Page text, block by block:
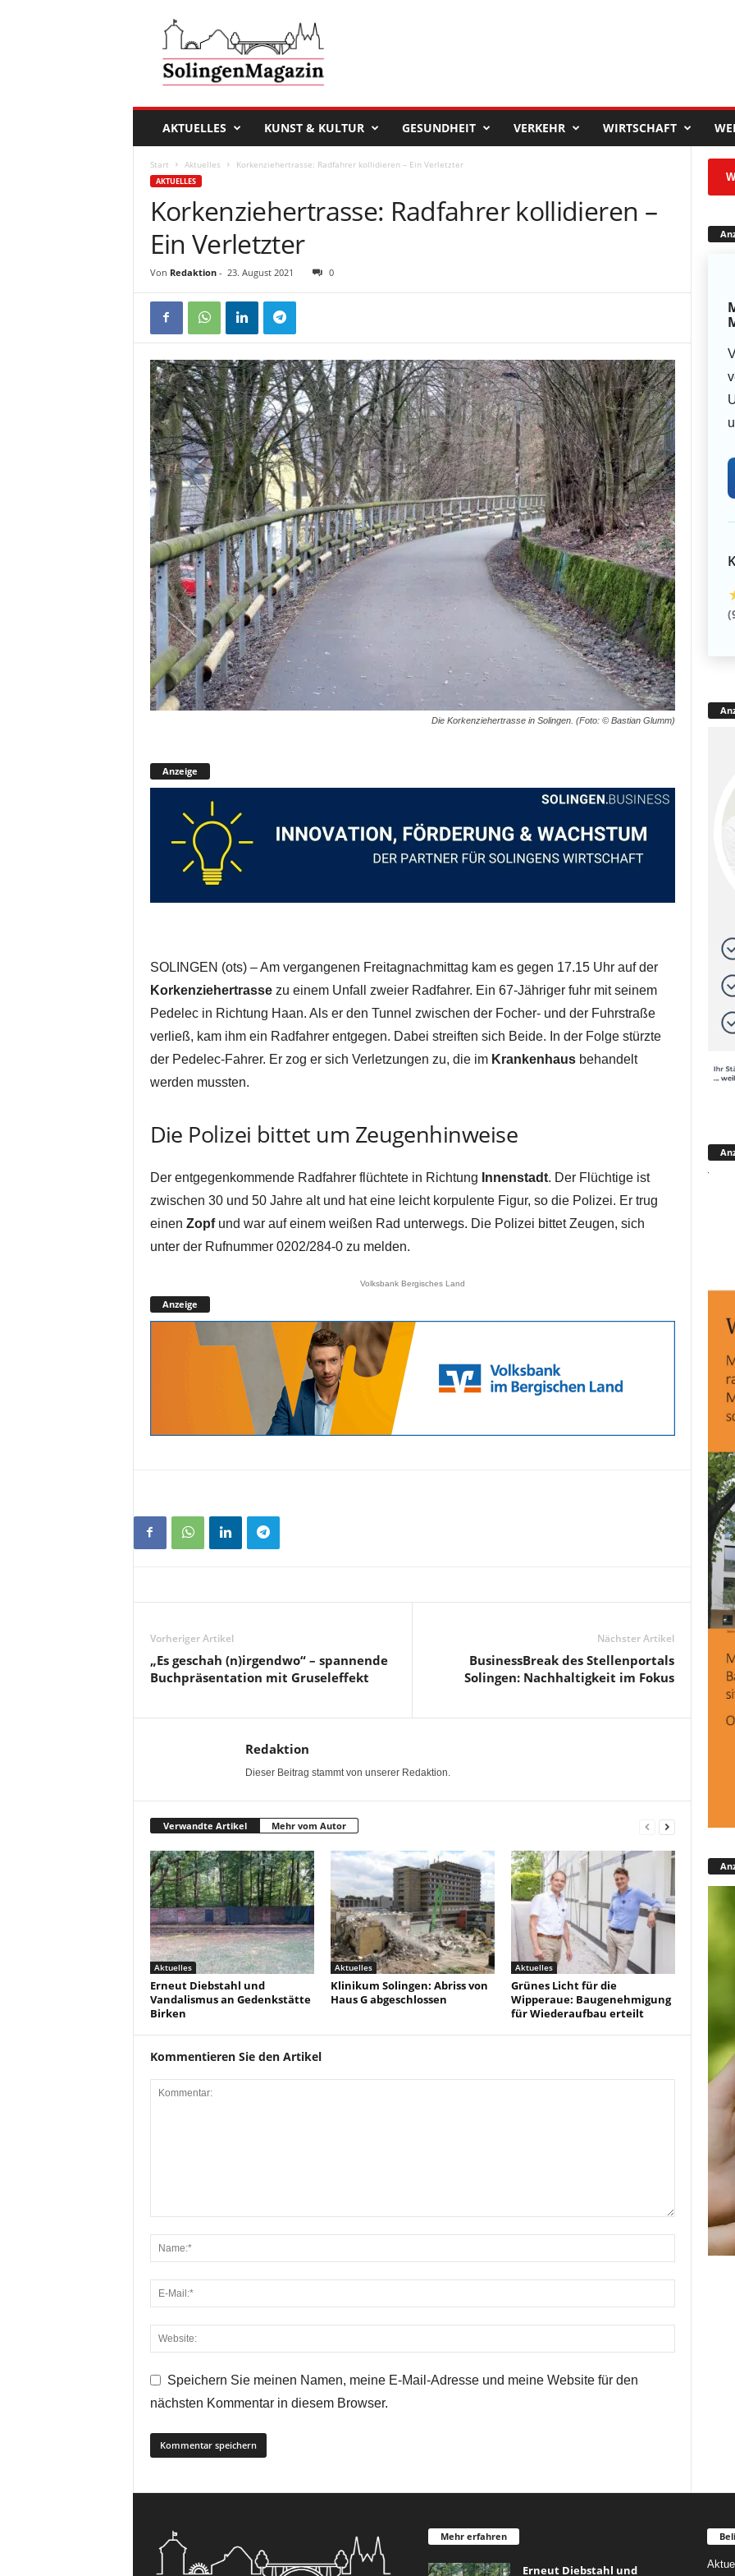
i
AKTUELLES KUNST & KULTUR GESUNDHEIT VERKEHR WIRTSCHAFT
Start Aktuelles Korkenziehertrasse: Radfahrer kollidieren – Ein Verletzter
AKTUELLES
Korkenziehertrasse: Radfahrer kollidieren –
Ein Verletzter
Von Redaktion- 23. August 2021 0
Die Korkenziehertrasse in Solingen. (Foto: © Bastian Glumm)
Anzeige
SOLINGEN (ots) – Am vergangenen Freitagnachmittag kam es gegen 17.15 Uhr auf der
Korkenziehertrassezu einem Unfall zweier Radfahrer. Ein 67-Jähriger fuhr mit seinem
Pedelec in Richtung Haan. Als er den Tunnel zwischen der Focher- und der Fuhrstraße
verließ, kam ihm ein Radfahrer entgegen. Dabei streiften sich Beide. In der Folge stürzte
der Pedelec-Fahrer. Er zog er sich Verletzungen zu, die im Krankenhausbehandelt
werden mussten.
Die Polizei bittet um Zeugenhinweise
Der entgegenkommende Radfahrer flüchtete in Richtung Innenstadt. Der Flüchtige ist
zwischen 30 und 50 Jahre alt und hat eine leicht korpulente Figur, so die Polizei. Er trug
einen Zopfund war auf einem weißen Rad unterwegs. Die Polizei bittet Zeugen, sich
unter der Rufnummer 0202/284-0 zu melden.
Volksbank Bergisches Land
Anzeige
Vorheriger Artikel
„Es geschah (n)irgendwo“ – spannende
Buchpräsentation mit Gruseleffekt
Nächster Artikel
BusinessBreak des Stellenportals
Solingen: Nachhaltigkeit im Fokus
Redaktion
Dieser Beitrag stammt von unserer Redaktion.
Verwandte Artikel Mehr vom Autor
Aktuelles
Erneut Diebstahl und
Vandalismus an Gedenkstätte
Birken
Aktuelles
Klinikum Solingen: Abriss von
Haus G abgeschlossen
Aktuelles
Grünes Licht für die
Wipperaue: Baugenehmigung
für Wiederaufbau erteilt
Kommentieren Sie den Artikel
Speichern Sie meinen Namen, meine E-Mail-Adresse und meine Website für den
nächsten Kommentar in diesem Browser.
Mehr erfahren
Erneut Diebstahl und